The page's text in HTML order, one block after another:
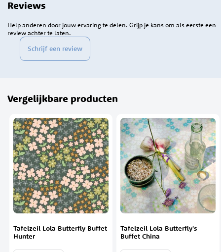
Reviews
Schrijf een review
Help anderen door jouw ervaring te delen. Grijp je kans om als eerste een
review achter te laten.
Vergelijkbare producten
Tafelzeil Lola Butterfly Buffet
Hunter
Tafelzeil Lola Butterfly's
Buffet China